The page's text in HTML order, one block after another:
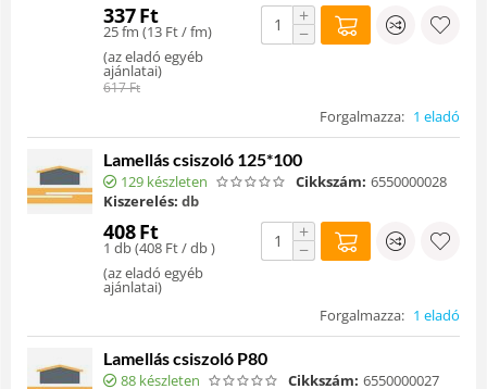
337Ft
25 fm (13 Ft/ fm)
(az eladó egyéb
ajánlatai)
617Ft
+
−
Forgalmazza: 1 eladó
Lamellás csiszoló 125*100
129 készleten Cikkszám: 6550000028
Kiszerelés: db
408Ft
1 db (408 Ft/ db )
(az eladó egyéb
ajánlatai)
+
−
Forgalmazza: 1 eladó
Lamellás csiszoló P80
88 készleten Cikkszám: 6550000027